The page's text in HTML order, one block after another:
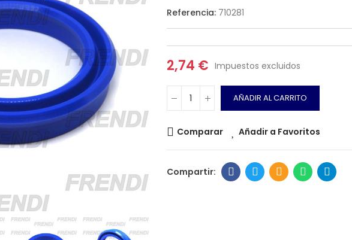
Referencia: 710281
2,74 € Impuestos excluidos
AÑADIR AL CARRITO
Comparar Añadir a Favoritos